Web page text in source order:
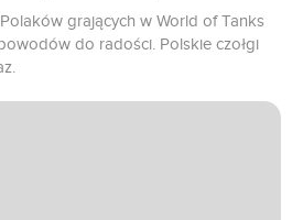
grających w World of Tanks
do radości. Polskie czołgi